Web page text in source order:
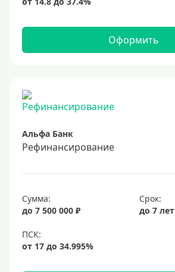
Оформить
Альфа Банк
Рефинансирование
Сумма:
до 7 500 000 ₽
Срок:
до 7 лет